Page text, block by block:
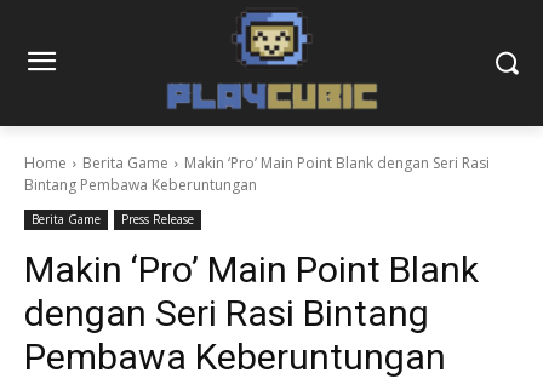
Home Berita Game
Makin ‘Pro’ Main Point Blank dengan Seri Rasi
Bintang Pembawa Keberuntungan
Berita Game Press Release
Makin ‘Pro’ Main Point Blank
dengan Seri Rasi Bintang
Pembawa Keberuntungan